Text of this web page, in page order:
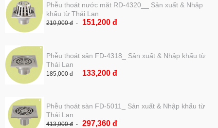
Phễu thoát nước mặt RD-4320__ Sản xuất & Nhập
khẩu từ Thái Lan
210,000 đ 151,200 đ
Phễu thoát sản FD-4318_ Sản xuất & Nhập khẩu từ
Thái Lan
185,000 đ 133,200 đ
Phễu thoát sàn FD-5011_ Sản xuất & Nhập khẩu từ
Thái Lan
413,000 đ 297,360 đ